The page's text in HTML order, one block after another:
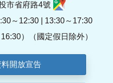
市省府路4號
～12:30 | 13:30～17:30
）（國定假日除外）
開放宣告